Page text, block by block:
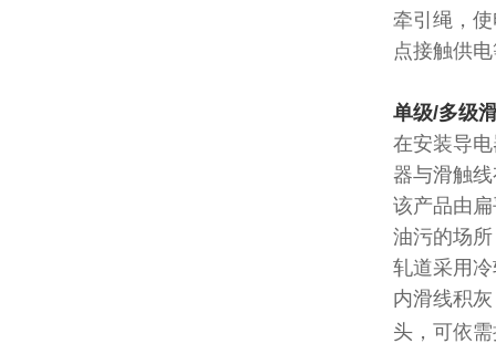
牵引绳，
点接触供
单级/多级
在安装导
器与滑触
该产品由
油污的场
轧道采用
内滑线积
头，可依